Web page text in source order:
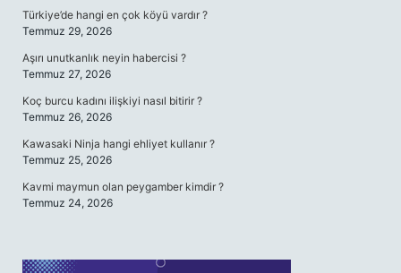
Türkiye’de hangi en çok köyü vardır ?
Temmuz 29, 2026
Aşırı unutkanlık neyin habercisi ?
Temmuz 27, 2026
Koç burcu kadını ilişkiyi nasıl bitirir ?
Temmuz 26, 2026
Kawasaki Ninja hangi ehliyet kullanır ?
Temmuz 25, 2026
Kavmi maymun olan peygamber kimdir ?
Temmuz 24, 2026